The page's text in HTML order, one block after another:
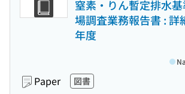
窒素・りん暫定排水
場調査業務報告書 : 詳
年度
Paper 図書